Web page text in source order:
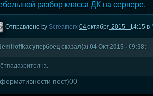
разбор класса ДК на сервере.
Отправлено byScreamerx 04 октября 2015 - 14:15 в
сказал(а) 04 Окт 2015 - 09:38:
пост)00